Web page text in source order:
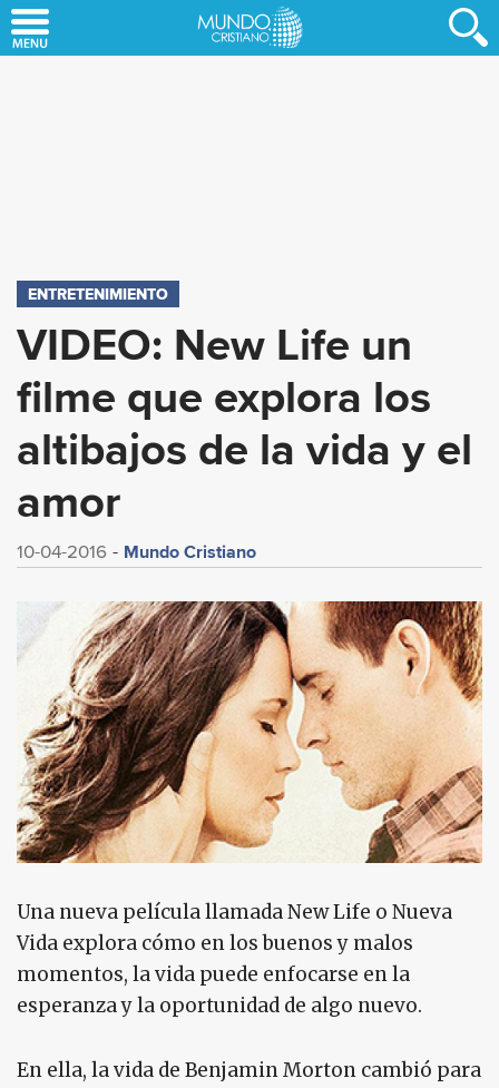
to
ENTRETENIMIENTO
VIDEO: New Life un
filme que explora los
altibajos de la vida y el
amor
10-04-2016 Mundo Cristiano
Una nueva película llamada New Life o Nueva
Vida explora cómo en los buenos y malos
momentos, la vida puede enfocarse en la
esperanza y la oportunidad de algo nuevo.
En ella, la vida de Benjamin Morton cambió para